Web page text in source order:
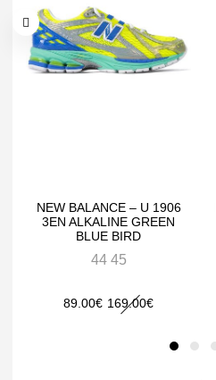
NEW BALANCE – U 1906
3EN ALKALINE GREEN
BLUE BIRD
44 45
169.00€
Le
89.00€ Le